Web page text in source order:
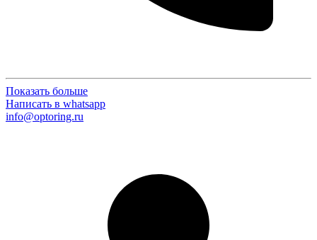
Показать больше
Написать в whatsapp
info@optoring.ru